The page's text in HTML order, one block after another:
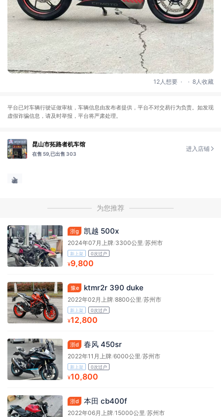
12人想要 . . 8人收藏
平台已对车辆行驶证做审核，车辆信息由发布者提供，平台不对交易行为负责。如发现
虚假诈骗信息，请及时举报，平台将严肃处理。
昆山市拓路者机车馆
在售 59, 已出售 303
进入店铺
为您推荐
浙g 凯越 500x
2024年07月上牌/3300公里 /苏州市
新上架 0次过户
¥9,800
豫e ktmr2r 390 duke
2022年02月上牌/8800公里 /苏州市
新上架 0次过户
¥12,800
浙d 春风 450sr
2022年11月上牌/6000公里 /苏州市
新上架 0次过户
¥10,800
浙d 本田 cb400f
2022年06月上牌/15000公里 /苏州市